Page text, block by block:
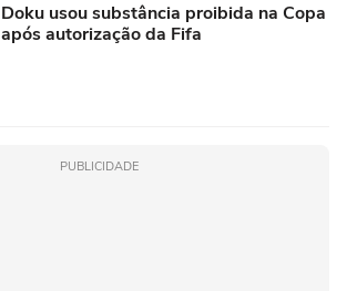
Doku usou substância proibida na Copa
após autorização da Fifa
PUBLICIDADE